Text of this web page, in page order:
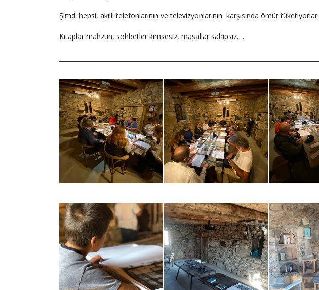
Şimdi hepsi, akıllı telefonlarının ve televizyonlarının karşısında ömür tüketiyorlar.
Kitaplar mahzun, sohbetler kimsesiz, masallar sahipsiz….